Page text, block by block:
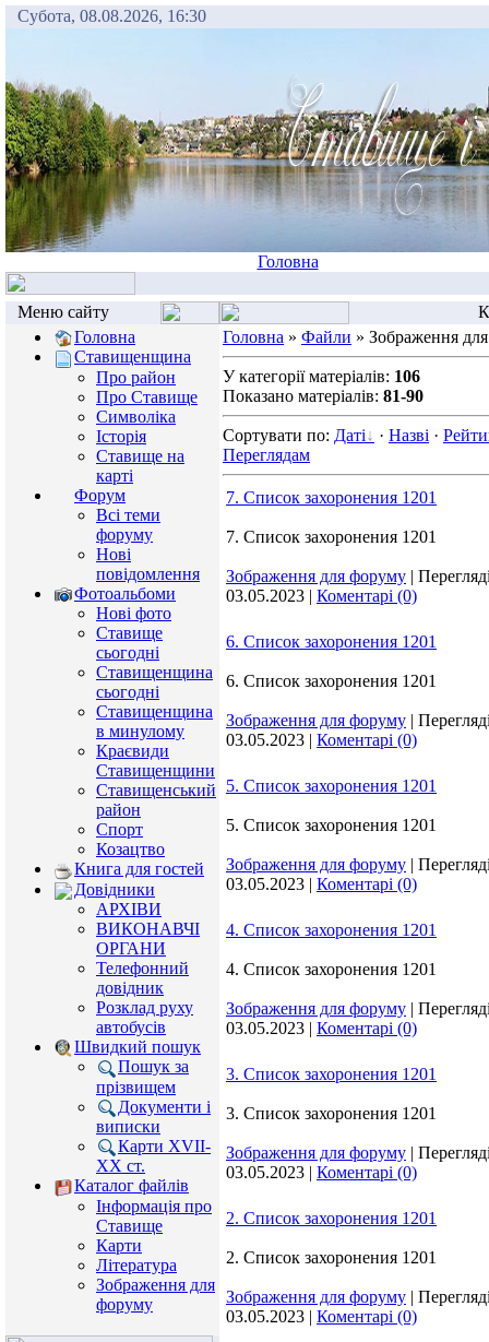
Субота, 08.08.2026, 16:30
Головна
Меню сайту
Головна
Ставищенщина
Про район
Про Ставище
Символіка
Історія
Ставище на
карті
Форум
Всі теми
форуму
Нові
повідомлення
Фотоальбоми
Нові фото
Ставище
сьогодні
Ставищенщина
сьогодні
Ставищенщина
в минулому
Краєвиди
Ставищенщини
Ставищенський
район
Спорт
Козацтво
Книга для гостей
Довідники
АРХІВИ
ВИКОНАВЧІ
ОРГАНИ
Телефонний
довідник
Розклад руху
автобусів
Швидкий пошук
Пошук за
прізвищем
Документи і
виписки
Карти XVII-
XX ст.
Каталог файлів
Інформація про
Ставище
Карти
Література
Зображення для
форуму
Головна » Файли » Зображення
У категорії матеріалів: 106
Показано матеріалів: 81-90
Сортувати по: Даті · Назві ·
Переглядам
7. Список захоронения 1201
7. Список захоронения 1201
Зображення для форуму |
03.05.2023 | Коментарі (0)
6. Список захоронения 1201
6. Список захоронения 1201
Зображення для форуму |
03.05.2023 | Коментарі (0)
5. Список захоронения 1201
5. Список захоронения 1201
Зображення для форуму |
03.05.2023 | Коментарі (0)
4. Список захоронения 1201
4. Список захоронения 1201
Зображення для форуму |
03.05.2023 | Коментарі (0)
3. Список захоронения 1201
3. Список захоронения 1201
Зображення для форуму |
03.05.2023 | Коментарі (0)
2. Список захоронения 1201
2. Список захоронения 1201
Зображення для форуму |
03.05.2023 | Коментарі (0)